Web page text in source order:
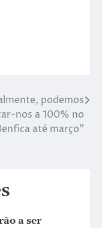
podemos
nos a 100% no
até março”
a ser